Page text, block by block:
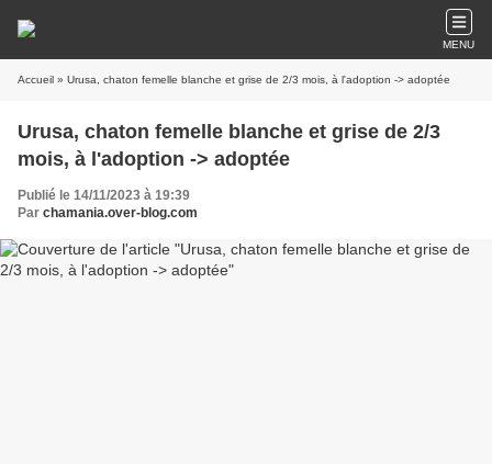
MENU
Accueil » Urusa, chaton femelle blanche et grise de 2/3 mois, à l'adoption -> adoptée
Urusa, chaton femelle blanche et grise de 2/3
mois, à l'adoption -> adoptée
Publié le 14/11/2023 à 19:39
Par chamania.over-blog.com